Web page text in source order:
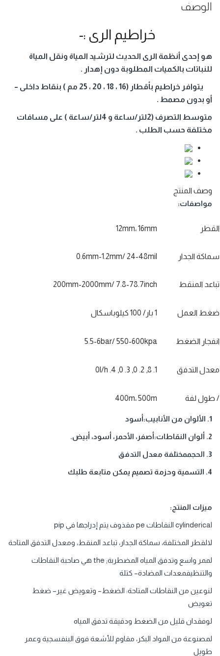
الوصف
خراطيم الرى :-
هو إحدى أنظمة الرى الحديث لترشيد المياة ونقل المياة
للنباتات بالكميات المطلوبة دون إهدار .
يتوافر خراطيم بأقطار (16 ، 18 ، 20 ، 25 مم ) بنقاط داخلى –
أو بدون مصمط .
متوسط التصرف (2لتر/ساعة و 4لتر/ساعة ) على مسافات
مختلفة حسب الطلب .
وصف المنتج
مواصفات:
القطر 12mm، 16mm
سماكة الجدار 0.6mm-1.2mm/ 24-48mil
تباعد المنقط 200mm-2000mm/ 7.8-78.7inch
ضغط العمل 1 بار/ 100 كيلوباسكال
انفجار الضغط 5.5-6bar/ 550-600kpa
معدل التدفق 1. 8, 2. 0, 3. 0, 4. 0l/h
/ طول لفة 400m، 500m
1. الألوان من الأنابيب:أسود
2. ألوان النقاطات:أصفر، الأحمر، أسود، أبيض.
3. الحجممختلفة معدل التدفق
4. التسمية وحزمة تصميم يمكن متابعة طلبك
ميزات المنتج:
cylinderical النقاطات pe مقذوف يتم إدراجها في pip
لالقطر المختلفة، سماكة الجدار، تباعد المنقط، ومعدل التدفق المتاحة
لممر واسع وتدفق المياه المضطربة; the هي صاحبة النقاطات
والتنظيفمعدات المضادة– كتلة
لنوعين من النقاطات المتاحة: الضغط– وتعويض غير– ضغط
تعويض
لوفقدان قليل من الضغط ودقيقة تدفق المياه
لمصنوعة من المواد البكر، مقاوم للأشعة فوق البنفسجية وعمر
طويل